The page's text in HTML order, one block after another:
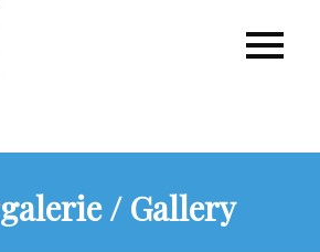
/ Gallery